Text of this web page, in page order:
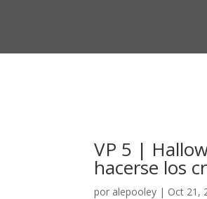
VP 5 |
hacerse los
por alepooley | Oct 21,